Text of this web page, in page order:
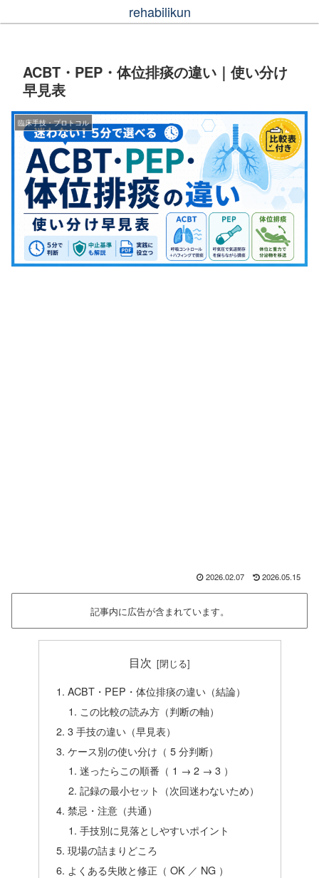
rehabilikun
ACBT・PEP・体位排痰の違い｜使い分け
早見表
臨床手技・プロトコル
2026.02.07 2026.05.15
記事内に広告が含まれています。
目次
ACBT・PEP・体位排痰の違い（結論）
この比較の読み方（判断の軸）
3 手技の違い（早見表）
ケース別の使い分け（ 5 分判断）
迷ったらこの順番（ 1 → 2 → 3 ）
記録の最小セット（次回迷わないため）
禁忌・注意（共通）
手技別に見落としやすいポイント
現場の詰まりどころ
よくある失敗と修正（ OK ／ NG ）